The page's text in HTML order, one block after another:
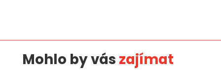
Mohlo by vás zajímat